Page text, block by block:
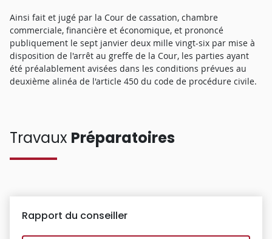
Ainsi fait et jugé par la Cour de cassation, chambre
commerciale, financière et économique, et prononcé
publiquement le sept janvier deux mille vingt-six par mise à
disposition de l'arrêt au greffe de la Cour, les parties ayant
été préalablement avisées dans les conditions prévues au
deuxième alinéa de l'article 450 du code de procédure civile.
Travaux Préparatoires
Rapport du conseiller